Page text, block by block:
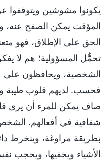
يكونوا مشوشين ويتوقفوا
المؤقت يمكن الصفح عنه،
الحق على الإطلاق، فهو
تحمُّل المسؤولية؛ هم لا
الشخصية، ويحافظون على
فحسب. لديهم قلوب طيبة
صاف يمكن للمرء أن يرى
شفافية في أفعالهم.
بطريقة مراوغة، وينخرط
الأشياء ويخفيها، ويحجب